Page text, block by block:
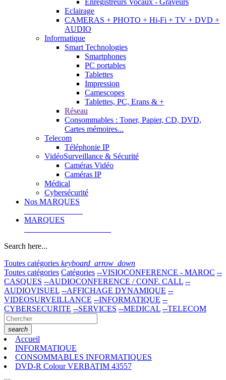
Enregistreurs Vocaux - Graveurs
Eclairage
CAMERAS + PHOTO + Hi-Fi + TV + DVD +
AUDIO
Informatique
Smart Technologies
Smartphones
PC portables
Tablettes
Impression
Camescopes
Tablettes, PC, Erans & +
Réseau
Consommables : Toner, Papier, CD, DVD,
Cartes mémoires...
Telecom
Téléphonie IP
VidéoSurveillance & Sécurité
Caméras Vidéo
Caméras IP
Médical
Cybersécurité
Nos MARQUES
MARQUES
Search here...
Toutes catégories keyboard_arrow_down
Toutes catégories Catégories --VISIOCONFERENCE - MAROC --
CASQUES --AUDIOCONFERENCE / CONF. CALL --
AUDIOVISUEL --AFFICHAGE DYNAMIQUE --
VIDEOSURVEILLANCE --INFORMATIQUE --
CYBERSECURITE --SERVICES --MEDICAL --TELECOM
search
Accueil
INFORMATIQUE
CONSOMMABLES INFORMATIQUES
DVD-R Colour VERBATIM 43557